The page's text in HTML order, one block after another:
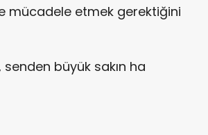
mücadele etmek gerektiğini
senden büyük sakın ha